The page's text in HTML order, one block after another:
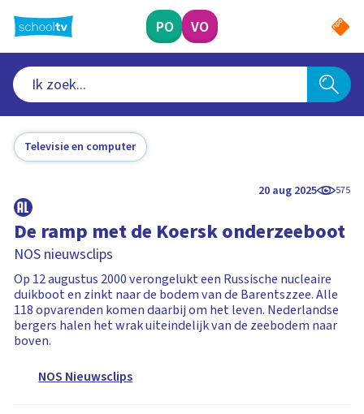
naar
hoofdinhoud
PO VO
Televisie en computer
20 aug 2025 575
De ramp met de Koersk onderzeeboot
NOS nieuwsclips
Op 12 augustus 2000 verongelukt een Russische nucleaire
duikboot en zinkt naar de bodem van de Barentszzee. Alle
118 opvarenden komen daarbij om het leven. Nederlandse
bergers halen het wrak uiteindelijk van de zeebodem naar
boven.
NOS Nieuwsclips